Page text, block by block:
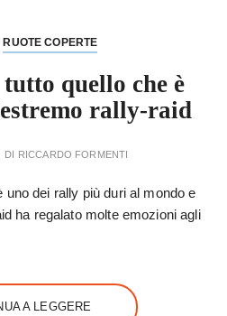
RUOTE COPERTE
quello che è
rally-raid
DI RICCARDO FORMENTI
dei rally più duri al mondo e
ha regalato molte emozioni agli
A LEGGERE